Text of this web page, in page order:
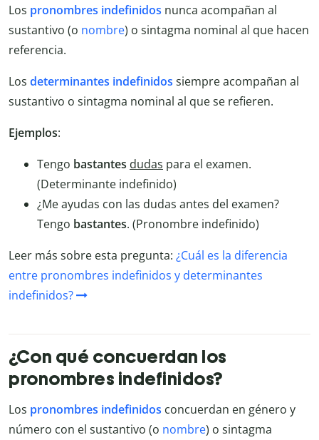
Los pronombres indefinidos nunca acompañan al
sustantivo (o nombre) o sintagma nominal al que hacen
referencia.
Los determinantes indefinidos siempre acompañan al
sustantivo o sintagma nominal al que se refieren.
Ejemplos:
Tengo bastantes dudas para el examen.
(Determinante indefinido)
¿Me ayudas con las dudas antes del examen?
Tengo bastantes. (Pronombre indefinido)
Leer más sobre esta pregunta: ¿Cuál es la diferencia
entre pronombres indefinidos y determinantes
indefinidos?
¿Con qué concuerdan los
pronombres indefinidos?
Los pronombres indefinidos concuerdan en género y
número con el sustantivo (o nombre) o sintagma